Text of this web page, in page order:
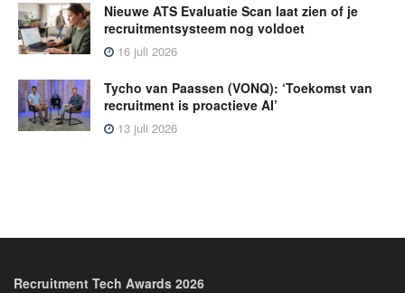
Nieuwe ATS Evaluatie Scan laat zien of je
recruitmentsysteem nog voldoet
16 juli 2026
Tycho van Paassen (VONQ): ‘Toekomst van
recruitment is proactieve AI’
13 juli 2026
Recruitment Tech Awards 2026